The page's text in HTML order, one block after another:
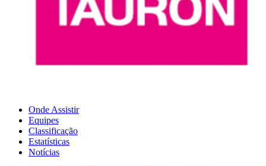
Onde Assistir
Equipes
Classificação
Estatísticas
Notícias